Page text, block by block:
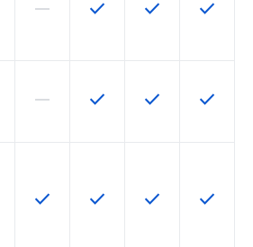
這個 SKU 不支援這項功能
horizontal_rule 這項功能適用於該 SKU
check 這項功能適用於
check 這項功
check
這個 SKU 不支援這項功能
horizontal_rule 這項功能適用於該 SKU
check 這項功能適用於
check 這項功
check
這項功能適用於該 SKU
check 這項功能適用於該 SKU
check 這項功能適用於
check 這項功
check